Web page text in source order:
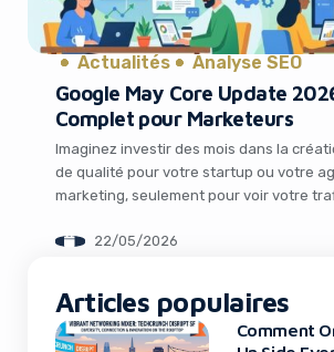
Actualités Analyse SEO
Google May Core Update
Complet pour Marketeurs
Imaginez investir des mois dans la
de qualité pour votre startup ou votre
marketing, seulement pour voir votre
exactement ce que ressentent de
mise à […]
22/05/2026
Articles populaires
Comment